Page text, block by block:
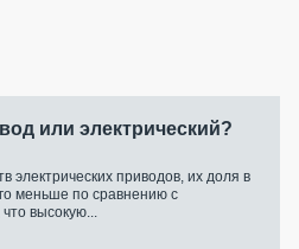
или электрический?
электрических приводов, их доля в
меньше по сравнению с
высокую...